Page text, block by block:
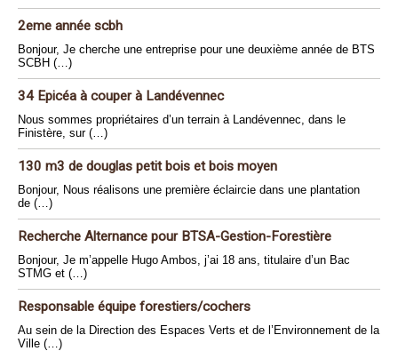
2eme année scbh
Bonjour, Je cherche une entreprise pour une deuxième année de BTS
SCBH (…)
34 Epicéa à couper à Landévennec
Nous sommes propriétaires d’un terrain à Landévennec, dans le
Finistère, sur (…)
130 m3 de douglas petit bois et bois moyen
Bonjour, Nous réalisons une première éclaircie dans une plantation
de (…)
Recherche Alternance pour BTSA-Gestion-Forestière
Bonjour, Je m’appelle Hugo Ambos, j’ai 18 ans, titulaire d’un Bac
STMG et (…)
Responsable équipe forestiers/cochers
Au sein de la Direction des Espaces Verts et de l’Environnement de la
Ville (…)